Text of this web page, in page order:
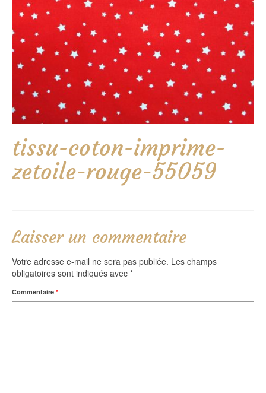
tissu-coton-imprime-
zetoile-rouge-55059
Laisser un commentaire
Votre adresse e-mail ne sera pas publiée. Les champs
obligatoires sont indiqués avec *
Commentaire *